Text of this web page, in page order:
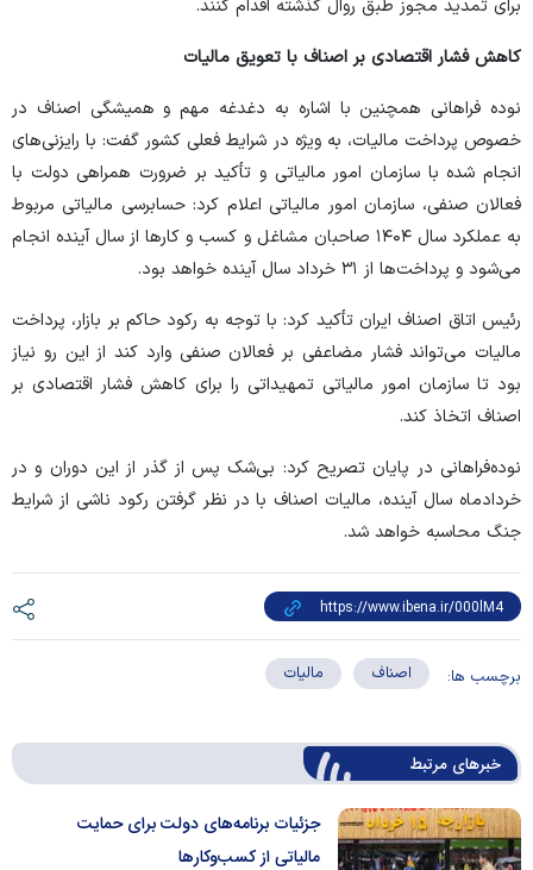
برای تمدید مجوز طبق روال گذشته اقدام کنند.
کاهش فشار اقتصادی بر اصناف با تعویق مالیات
نوده فراهانی همچنین با اشاره به دغدغه مهم و همیشگی اصناف در
خصوص پرداخت مالیات، به ویژه در شرایط فعلی کشور گفت: با رایزنی‌های
انجام شده با سازمان امور مالیاتی و تأکید بر ضرورت همراهی دولت با
فعالان صنفی، سازمان امور مالیاتی اعلام کرد: حسابرسی مالیاتی مربوط
به عملکرد سال ۱۴۰۴ صاحبان مشاغل و کسب و کار‌ها از سال آینده انجام
می‌شود و پرداخت‌ها از ۳۱ خرداد سال آینده خواهد بود.
رئیس اتاق اصناف ایران تأکید کرد: با توجه به رکود حاکم بر بازار، پرداخت
مالیات می‌تواند فشار مضاعفی بر فعالان صنفی وارد کند از این رو نیاز
بود تا سازمان امور مالیاتی تمهیداتی را برای کاهش فشار اقتصادی بر
اصناف اتخاذ کند.
نوده‌فراهانی در پایان تصریح کرد: بی‌شک پس از گذر از این دوران و در
خردادماه سال آینده، مالیات اصناف با در نظر گرفتن رکود ناشی از شرایط
جنگ محاسبه خواهد شد.
برچسب ها: اصناف مالیات
خبرهای مرتبط
جزئیات برنامه‌های دولت برای حمایت
مالیاتی از کسب‌وکارها